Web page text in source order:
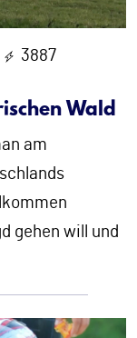
3887
Wald
am